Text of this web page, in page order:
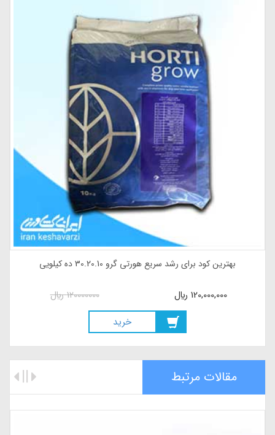
بهترین کود برای رشد سریع هورتی گرو 30.20.10 ده کیلویی
120000000ريال 120,000,000 ريال
خريد
مقالات مرتبط